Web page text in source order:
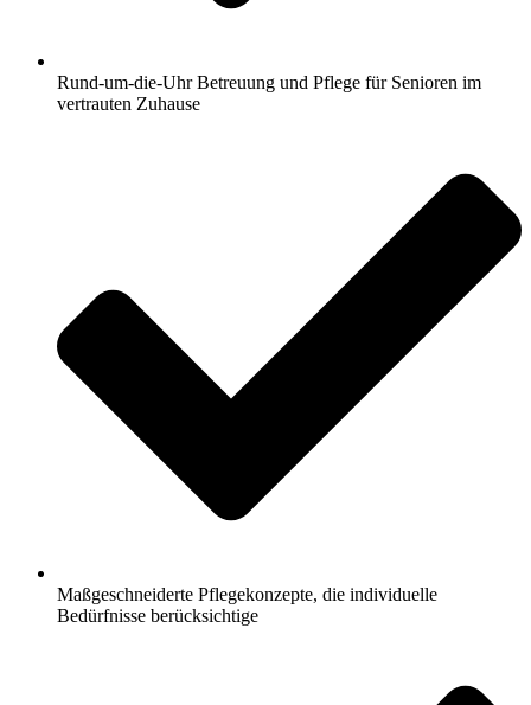
Rund-um-die-Uhr Betreuung und Pflege für Senioren im
vertrauten Zuhause
Maßgeschneiderte Pflegekonzepte, die individuelle
Bedürfnisse berücksichtige